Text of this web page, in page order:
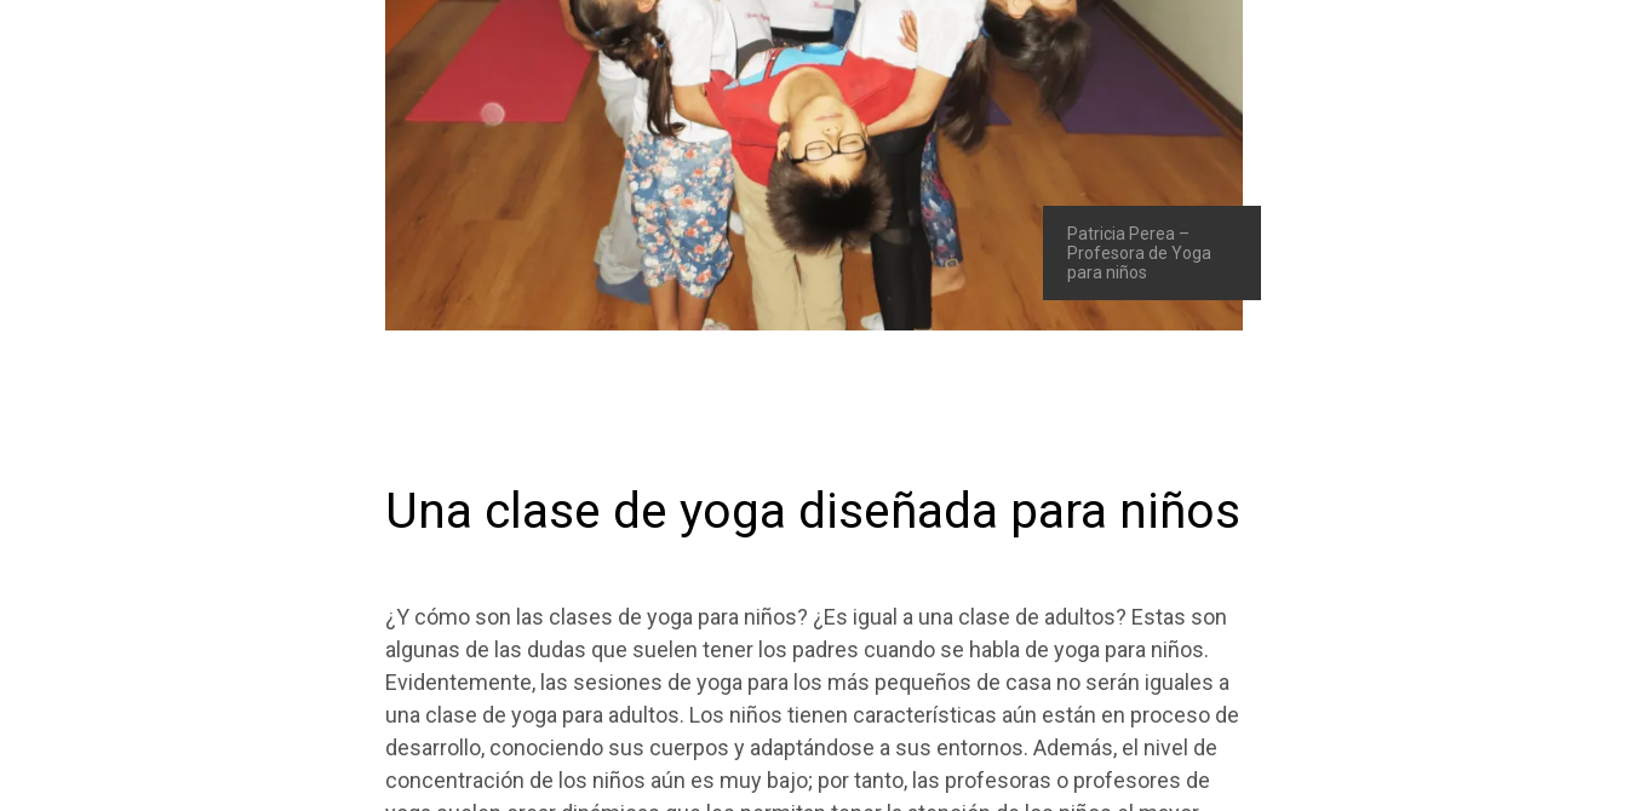
Patricia Perea –
Profesora de Yoga
para niños
Una clase de yoga diseñada para niños
¿Y cómo son las clases de yoga para niños? ¿Es igual a una clase de adultos? Estas son
algunas de las dudas que suelen tener los padres cuando se habla de yoga para niños.
Evidentemente, las sesiones de yoga para los más pequeños de casa no serán iguales a
una clase de yoga para adultos. Los niños tienen características aún están en proceso de
desarrollo, conociendo sus cuerpos y adaptándose a sus entornos. Además, el nivel de
concentración de los niños aún es muy bajo; por tanto, las profesoras o profesores de